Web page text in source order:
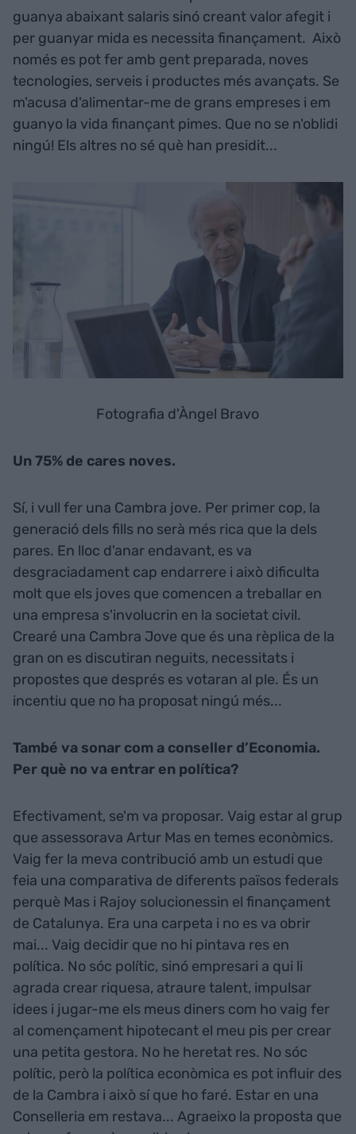
guanya abaixant salaris sinó creant valor afegit i
per guanyar mida es necessita finançament. Això
només es pot fer amb gent preparada, noves
tecnologies, serveis i productes més avançats. Se
m'acusa d'alimentar-me de grans empreses i em
guanyo la vida finançant pimes. Que no se n'oblidi
ningú! Els altres no sé què han presidit...
Fotografia d'Àngel Bravo
Un 75% de cares noves. ​
Sí, i vull fer una Cambra jove. Per primer cop, la
generació dels fills no serà més rica que la dels
pares. En lloc d'anar endavant, es va
desgraciadament cap endarrere i això dificulta
molt que els joves que comencen a treballar en
una empresa s'involucrin en la societat civil.
Crearé una Cambra Jove que és una rèplica de la
gran on es discutiran neguits, necessitats i
propostes que després es votaran al ple. És un
incentiu que no ha proposat ningú més...
També va sonar com a conseller d’Economia.
Per què no va entrar en política?
Efectivament, se'm va proposar. Vaig estar al grup
que assessorava Artur Mas en temes econòmics.
Vaig fer la meva contribució amb un estudi que
feia una comparativa de diferents països federals
perquè Mas i Rajoy solucionessin el finançament
de Catalunya. Era una carpeta i no es va obrir
mai... Vaig decidir que no hi pintava res en
política. No sóc polític, sinó empresari a qui li
agrada crear riquesa, atraure talent, impulsar
idees i jugar-me els meus diners com ho vaig fer
al començament hipotecant el meu pis per crear
una petita gestora. No he heretat res. No sóc
polític, però la política econòmica es pot influir des
de la Cambra i això sí que ho faré. Estar en una
Conselleria em restava... Agraeixo la proposta que